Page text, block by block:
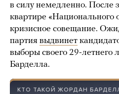
в силу немедленно. После
квартире «Национального
кризисное совещание.
партия выдвинет
выборы своего 29-летнего
Барделла.
КТО ТАКОЙ ЖОРДАН